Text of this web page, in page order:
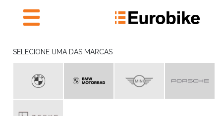
PRONTA ENTREGA
PRONTA ENTREGA
AGENDAR SERVIÇOS
SELECIONE UMA DAS MARCAS